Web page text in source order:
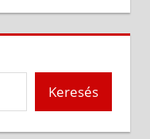
Keresés